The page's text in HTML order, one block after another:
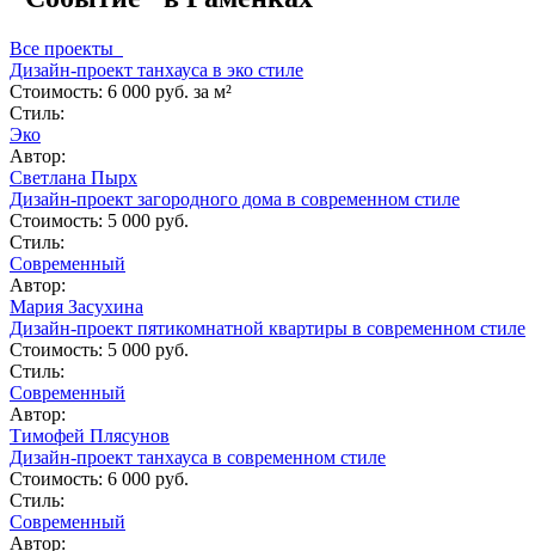
Все проекты
Дизайн-проект танхауса в эко стиле
Стоимость: 6 000 руб. за м²
Стиль:
Эко
Автор:
Светлана Пырх
Дизайн-проект загородного дома в современном стиле
Стоимость: 5 000 руб.
Стиль:
Современный
Автор:
Мария Засухина
Дизайн-проект пятикомнатной квартиры в современном стиле
Стоимость: 5 000 руб.
Стиль:
Современный
Автор:
Тимофей Плясунов
Дизайн-проект танхауса в современном стиле
Стоимость: 6 000 руб.
Стиль:
Современный
Автор: